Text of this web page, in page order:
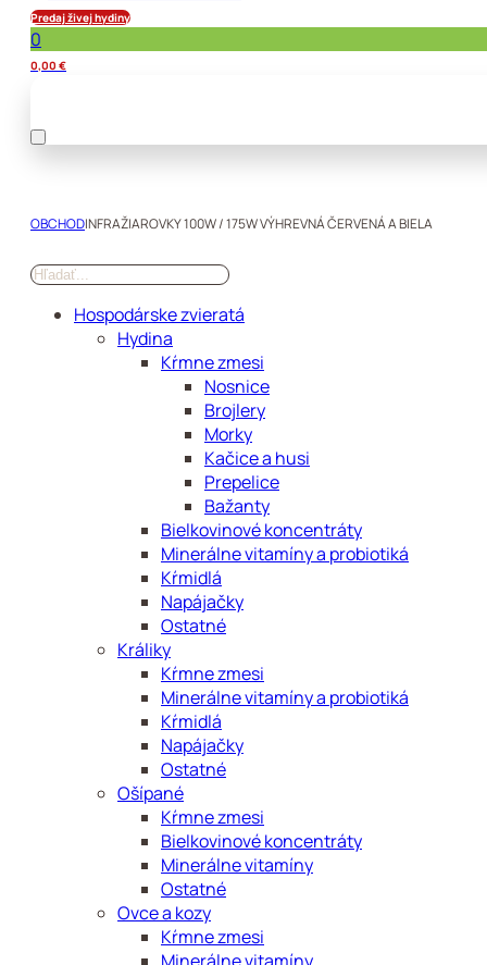
Predaj živej hydiny
0
0,00 €
OBCHODINFRAŽIAROVKY 100W / 175W VÝHREVNÁ ČERVENÁ A BIELA
Hospodárske zvieratá
Hydina
Kŕmne zmesi
Nosnice
Brojlery
Morky
Kačice a husi
Prepelice
Bažanty
Bielkovinové koncentráty
Minerálne vitamíny a probiotiká
Kŕmidlá
Napájačky
Ostatné
Králiky
Kŕmne zmesi
Minerálne vitamíny a probiotiká
Kŕmidlá
Napájačky
Ostatné
Ošípané
Kŕmne zmesi
Bielkovinové koncentráty
Minerálne vitamíny
Ostatné
Ovce a kozy
Kŕmne zmesi